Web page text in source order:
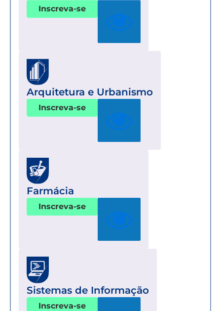
Inscreva-se
Arquitetura e Urbanismo
Inscreva-se
Farmácia
Inscreva-se
Sistemas de Informação
Inscreva-se